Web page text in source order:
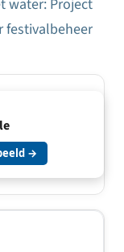
water: Project
festivalbeheer
→